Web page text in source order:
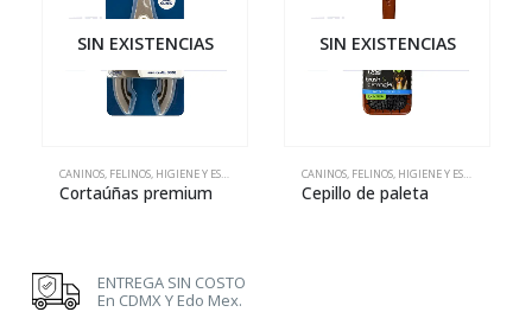
SIN EXISTENCIAS
CANINOS, FELINOS, HIGIENE Y ESTÉTICA
Cortaúñas premium
SIN EXISTENCIAS
CANINOS, FELINOS, HIGIENE Y ESTÉTICA
Cepillo de paleta
ENTREGA SIN COSTO
En CDMX Y Edo Mex.